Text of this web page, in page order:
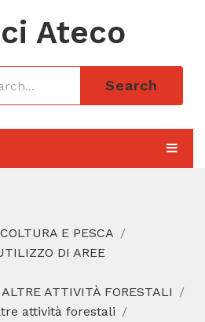
Ateco
Search
SERVE
E PESCA
DI AREE
ATTIVITÀ FORESTALI
attività forestali